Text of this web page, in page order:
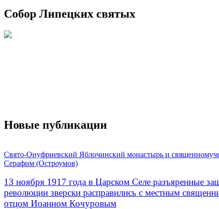
Собор Липецких святых
Новые публикации
Свято-Онуфриевский Яблочинский монастырь и
Серафим (Остроумов)
13 ноября 1917 года в Царском Селе разъяренные
революции зверски расправились с местным
отцом Иоанном Кочуровым